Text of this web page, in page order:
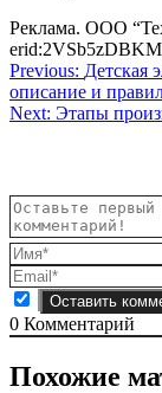
Реклама. OOO
Навигация
по
Previous: Детская
описание и
Next: Этапы
0 Комментарий
Похожие